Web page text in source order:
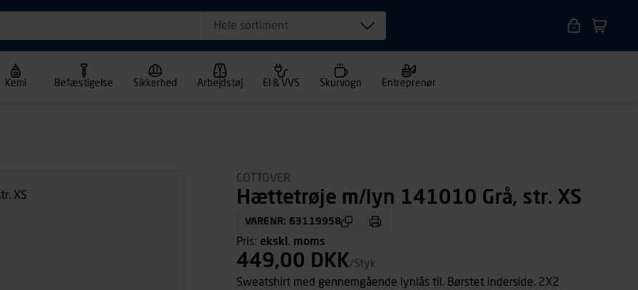
Hele sortiment
Kemi Befæstigelse Sikkerhed Arbejdstøj El & VVS Skurvogn Entreprenør
COTTOVER
Hættetrøje m/lyn 141010 Grå, str. XS
VARENR: 63119958
Pris: ekskl. moms
449,00 DKK/Styk
Sweatshirt med gennemgående lynlås til. Børstet inderside. 2X2